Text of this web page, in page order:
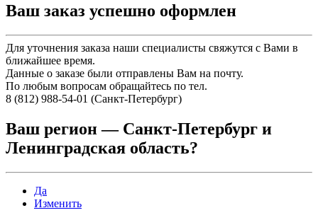
Ваш заказ успешно оформлен
Для уточнения заказа наши специалисты свяжутся с Вами в
ближайшее время.
Данные о заказе были отправлены Вам на почту.
По любым вопросам обращайтесь по тел.
8 (812) 988-54-01 (Санкт-Петербург)
Ваш регион — Санкт-Петербург и
Ленинградская область?
Да
Изменить